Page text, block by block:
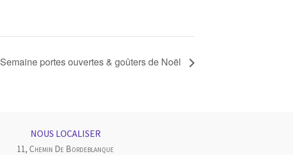
Semaine portes ouvertes & goûters de Noël
NOUS LOCALISER
11, Chemin De Bordeblanque